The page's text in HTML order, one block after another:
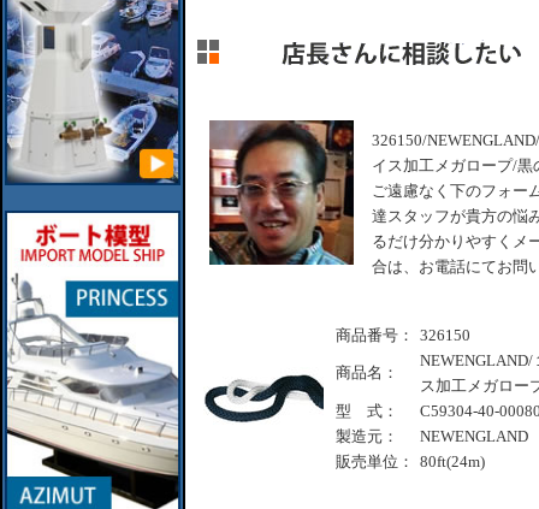
326150/
イス加工メガロープ/
ご遠慮なく下のフォー
達スタッフが貴方の悩
るだけ分かりやすくメ
合は、お電話にてお問
商品番号： 326150
商品名：
ス加工メガロー
型 式：
C59304-40-
製造元：
NEWENGLAND
販売単位：
80ft(24m)